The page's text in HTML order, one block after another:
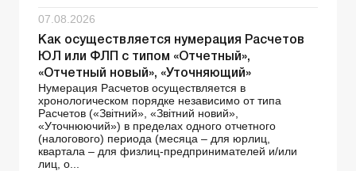
07.08.2026
Как осуществляется нумерация Расчетов
ЮЛ или ФЛП с типом «Отчетный»,
«Отчетный новый», «Уточняющий»
Нумерация Расчетов осуществляется в
хронологическом порядке независимо от типа
Расчетов («Звітний», «Звітний новий»,
«Уточнюючий») в пределах одного отчетного
(налогового) периода (месяца – для юрлиц,
квартала – для физлиц-предпринимателей и/или
лиц, о...